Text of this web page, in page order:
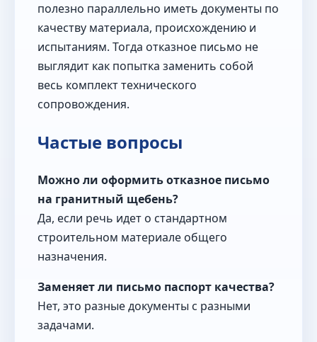
полезно параллельно иметь документы по
качеству материала, происхождению и
испытаниям. Тогда отказное письмо не
выглядит как попытка заменить собой
весь комплект технического
сопровождения.
Частые вопросы
Можно ли оформить отказное письмо
на гранитный щебень?
Да, если речь идет о стандартном
строительном материале общего
назначения.
Заменяет ли письмо паспорт качества?
Нет, это разные документы с разными
задачами.